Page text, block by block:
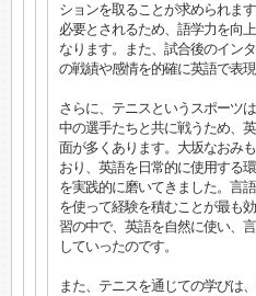
ションを取ることが求められま
必要とされるため、語学力を向
なります。また、試合後のイン
の戦績や感情を的確に英語で表
さらに、テニスというスポーツ
中の選手たちと共に戦うため、
面が多くあります。大坂なおみ
おり、英語を日常的に使用する
を実践的に磨いてきました。言
を使って経験を積むことが最も
習の中で、英語を自然に使い、
していったのです。
また、テニスを通じての学びは